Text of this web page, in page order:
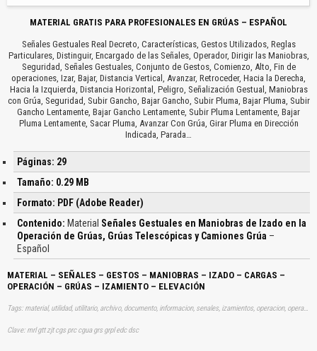
MATERIAL GRATIS PARA PROFESIONALES EN GRÚAS – ESPAÑOL
Señales Gestuales Real Decreto, Características, Gestos Utilizados, Reglas
Particulares, Distinguir, Encargado de las Señales, Operador, Dirigir las Maniobras,
Seguridad, Señales Gestuales, Conjunto de Gestos, Comienzo, Alto, Fin de
operaciones, Izar, Bajar, Distancia Vertical, Avanzar, Retroceder, Hacia la Derecha,
Hacia la Izquierda, Distancia Horizontal, Peligro, Señalización Gestual, Maniobras
con Grúa, Seguridad, Subir Gancho, Bajar Gancho, Subir Pluma, Bajar Pluma, Subir
Gancho Lentamente, Bajar Gancho Lentamente, Subir Pluma Lentamente, Bajar
Pluma Lentamente, Sacar Pluma, Avanzar Con Grúa, Girar Pluma en Dirección
Indicada, Parada…
Páginas: 29
Tamaño: 0.29 MB
Formato: PDF (Adobe Reader)
Contenido: Material Señales Gestuales en Maniobras de Izado en la
Operación de Grúas, Grúas Telescópicas y Camiones Grúa –
Español
MATERIAL – SEÑALES – GESTOS – MANIOBRAS – IZADO – CARGAS –
OPERACIÓN – GRÚAS – IZAMIENTO – ELEVACIÓN
Tags: material, utilidad, utilitario, archivo, documento, informacion, senales, izamientos, operacion, operaciones, gruas, telescopicas, camion, aprender, descargas
Clave: mrl gtt zjt cgs prc cgua grs grpl edc dsc